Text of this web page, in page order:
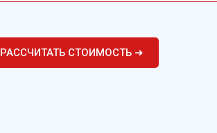
РАССЧИТАТЬ СТОИМОСТЬ ➜